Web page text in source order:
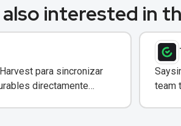
interested in
para sincronizar
directamente
team